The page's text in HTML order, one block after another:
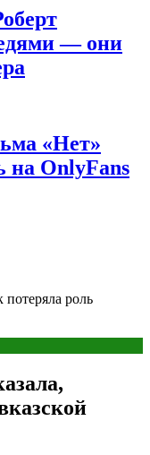
— они
«Нет»
на OnlyFans
потеряла роль